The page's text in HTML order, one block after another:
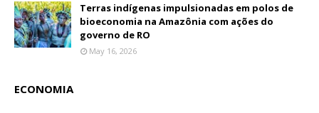
Terras indígenas impulsionadas em polos de
bioeconomia na Amazônia com ações do
governo de RO
May 16, 2026
ECONOMIA